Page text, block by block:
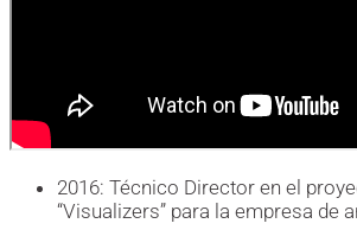
2016: Técnico Director en el
“Visualizers” para la empresa de